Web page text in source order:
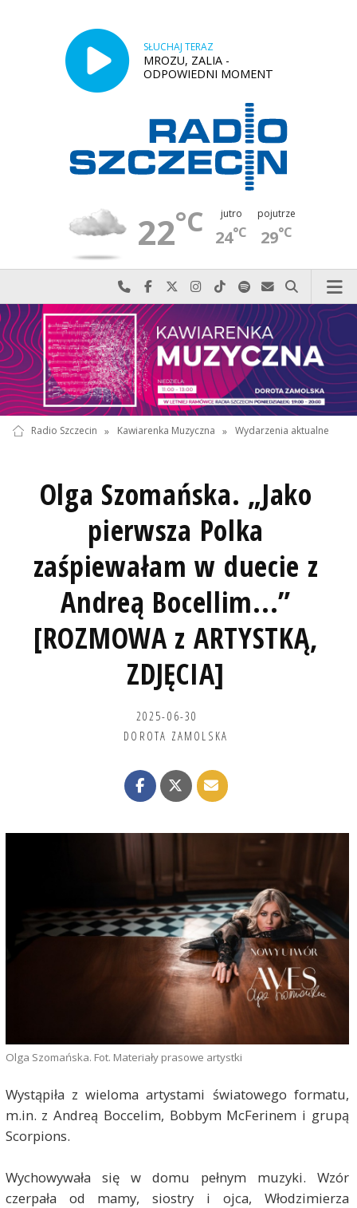
SŁUCHAJ TERAZ
MROZU, ZALIA -
ODPOWIEDNI MOMENT
22°C jutro
24°C
pojutrze
29°C
Najlepiej po prostu do nas zadzwoń
Odwiedź nas na Facebook-u
Odwiedź nas na X
Odwiedź nas na Instagram-ie
Odwiedź nas na TikTok-u
Szukaj nas na Spotify
Wyślij do nas
Szukaj
Radio Szczecin » Kawiarenka Muzyczna » Wydarzenia aktualne
Olga Szomańska. „Jako
pierwsza Polka
zaśpiewałam w duecie z
Andreą Bocellim...”
[ROZMOWA z ARTYSTKĄ,
ZDJĘCIA]
2025-06-30
DOROTA ZAMOLSKA
Olga Szomańska. Fot. Materiały prasowe artystki
Wystąpiła z wieloma artystami światowego formatu,
m.in. z Andreą Boccelim, Bobbym McFerinem i grupą
Scorpions.
Wychowywała się w domu pełnym muzyki. Wzór
czerpała od mamy, siostry i ojca, Włodzimierza